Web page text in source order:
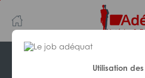
Utilisation
au
contenu
principal
navigation